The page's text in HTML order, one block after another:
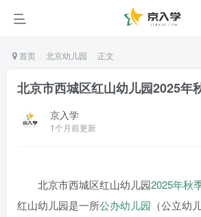
首页 北京幼儿园 正文
北京市西城区红山幼儿园2025年
京入学
1个月前更新
北京市西城区红山幼儿园2025年秋
红山幼儿园是一所公办幼儿园 （公立幼